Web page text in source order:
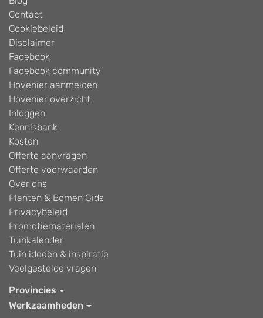
Contact
Cookiebeleid
Disclaimer
Facebook
Facebook community
Hovenier aanmelden
Hovenier overzicht
Inloggen
Kennisbank
Kosten
Offerte aanvragen
Offerte voorwaarden
Over ons
Planten & Bomen Gids
Privacybeleid
Promotiematerialen
Tuinkalender
Tuin ideeën & inspiratie
Veelgestelde vragen
Provincies
Werkzaamheden